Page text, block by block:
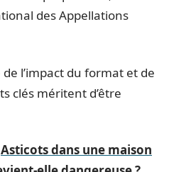
des Appellations
l’impact du format et de
clés méritent d’être
Asticots dans une maison